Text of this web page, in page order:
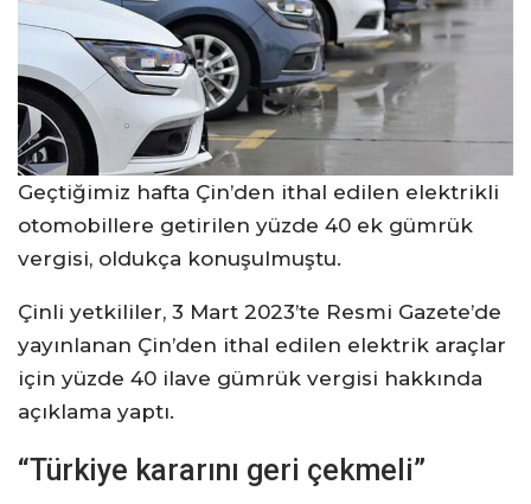
Geçtiğimiz hafta Çin’den ithal edilen elektrikli
otomobillere getirilen yüzde 40 ek gümrük
vergisi, oldukça konuşulmuştu.
Çinli yetkililer, 3 Mart 2023’te Resmi Gazete’de
yayınlanan Çin’den ithal edilen elektrik araçlar
için yüzde 40 ilave gümrük vergisi hakkında
açıklama yaptı.
“Türkiye kararını geri çekmeli”